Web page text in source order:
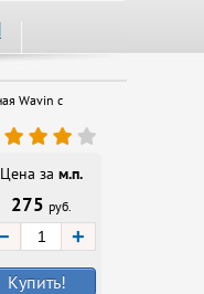
Wavin с
Цена за м.п.
275 руб.
+
Купить!